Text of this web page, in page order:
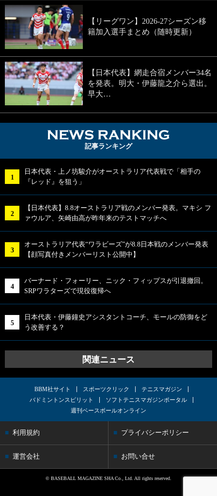
【リーグワン】2026-27シーズン移
籍加入選手まとめ（随時更新）
【日本代表】網走合宿メンバー34名
を発表。明大・伊藤龍之介ら選出。
早大…
記事ランキング
日本代表・上ノ坊駿介がオーストラリア代表戦で「相手の
『レッド』を狙う」
【日本代表】8.8オーストラリア戦のメンバー発表。マキシ フ
ァウルア、矢崎由高が昨年来のテストマッチへ
オーストラリア代表“ワラビーズ”が8.8日本戦のメンバー発表
【顔写真付きメンバーリスト公開中】
バーナード・フォーリー、ニック・フィップスが引退撤回。
SRPワラターズで現役復帰へ
日本代表・伊藤鐘史アシスタントコーチ、モールの防御をど
う改善する？
関連ニュース
BBM社サイト スポーツクリック
テニスマガジン
バドミントンスピリット
ソフトテニスマガジンポータル
週刊ベースボールオンライン
利用規約 プライバシーポリシー
運営会社 お問い合せ
© BASEBALL MAGAZINE SHA Co., Ltd. All rights reserved.